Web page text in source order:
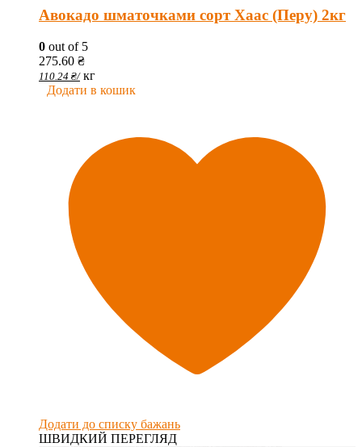
Авокадо шматочками сорт Хаас (Перу) 2кг
0 out of 5
275.60 ₴
110.24 ₴/ кг
Додати в кошик
Додати до списку бажань
ШВИДКИЙ ПЕРЕГЛЯД